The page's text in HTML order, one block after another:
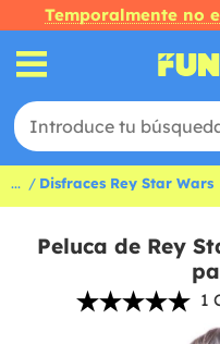
Temporalmente no
... Disfraces Rey Star Wars
Peluca de Rey
1